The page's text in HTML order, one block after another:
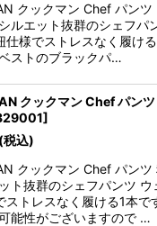
絞り込む
クックマン Chef パンツ
ルエット抜群のシェフパ
仕様でストレスなく履け
ストのブラックパ…
クックマン Chef パン
]
(税込)
クックマン Chef パンツ
ト抜群のシェフパンツ ウ
ストレスなく履ける1本で
能性がございますので …